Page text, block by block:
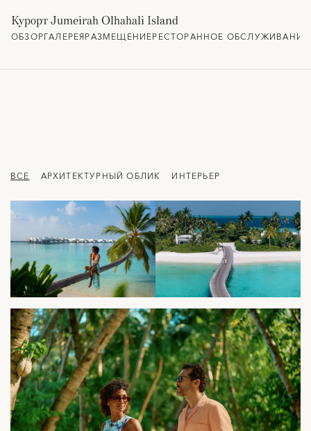
Курорт Jumeirah Olhahali Island
ОБЗОРГАЛЕРЕЯРАЗМЕЩЕНИЕРЕСТОРАННОЕ ОБСЛУЖИВАНИЕ
ВСЕ АРХИТЕКТУРНЫЙ ОБЛИК ИНТЕРЬЕР